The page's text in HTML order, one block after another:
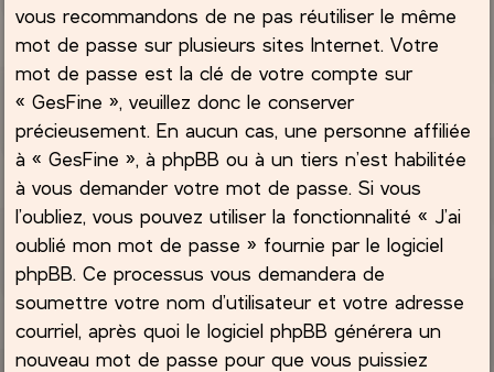
vous recommandons de ne pas réutiliser le même
mot de passe sur plusieurs sites Internet. Votre
mot de passe est la clé de votre compte sur
« GesFine », veuillez donc le conserver
précieusement. En aucun cas, une personne affiliée
à « GesFine », à phpBB ou à un tiers n’est habilitée
à vous demander votre mot de passe. Si vous
l’oubliez, vous pouvez utiliser la fonctionnalité « J’ai
oublié mon mot de passe » fournie par le logiciel
phpBB. Ce processus vous demandera de
soumettre votre nom d’utilisateur et votre adresse
courriel, après quoi le logiciel phpBB générera un
nouveau mot de passe pour que vous puissiez